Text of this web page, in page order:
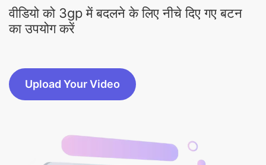
वीडियो को 3gp में बदलने के लिए नीचे दिए गए बटन
का उपयोग करें
Upload Your Video